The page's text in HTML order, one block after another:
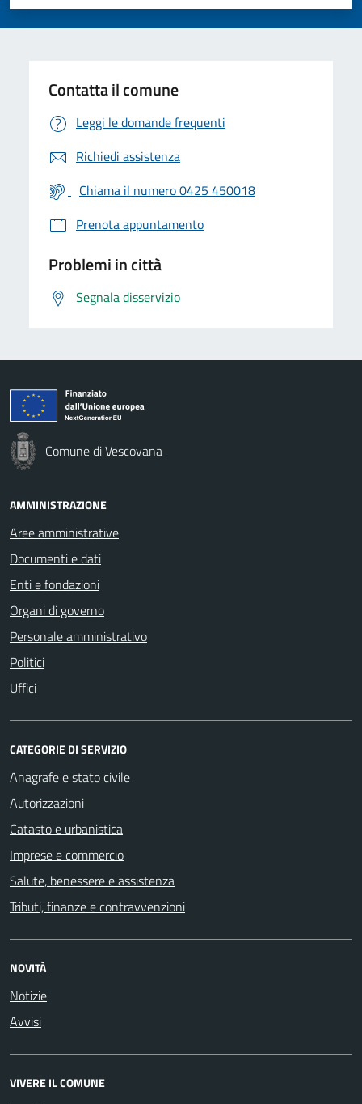
Valuta 5 stelle su 5
Valuta 4 stelle su 5
Valuta 3 stelle su 5
Valuta 2 stelle su 5
Valuta 1 stelle su 5
Contatta il comune
Leggi le domande frequenti
Richiedi assistenza
Chiama il numero 0425 450018
Prenota appuntamento
Problemi in città
Segnala disservizio
Comune di Vescovana
AMMINISTRAZIONE
Aree amministrative
Documenti e dati
Enti e fondazioni
Organi di governo
Personale amministrativo
Politici
Uffici
CATEGORIE DI SERVIZIO
Anagrafe e stato civile
Autorizzazioni
Catasto e urbanistica
Imprese e commercio
Salute, benessere e assistenza
Tributi, finanze e contravvenzioni
NOVITÀ
Notizie
Avvisi
VIVERE IL COMUNE